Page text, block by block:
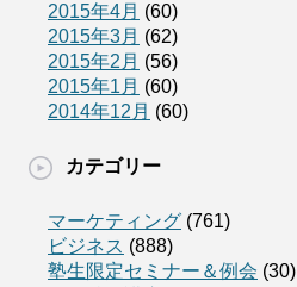
2015年4月 (60)
2015年3月 (62)
2015年2月 (56)
2015年1月 (60)
2014年12月 (60)
カテゴリー
マーケティング (761)
ビジネス (888)
塾生限定セミナー＆例会 (30)